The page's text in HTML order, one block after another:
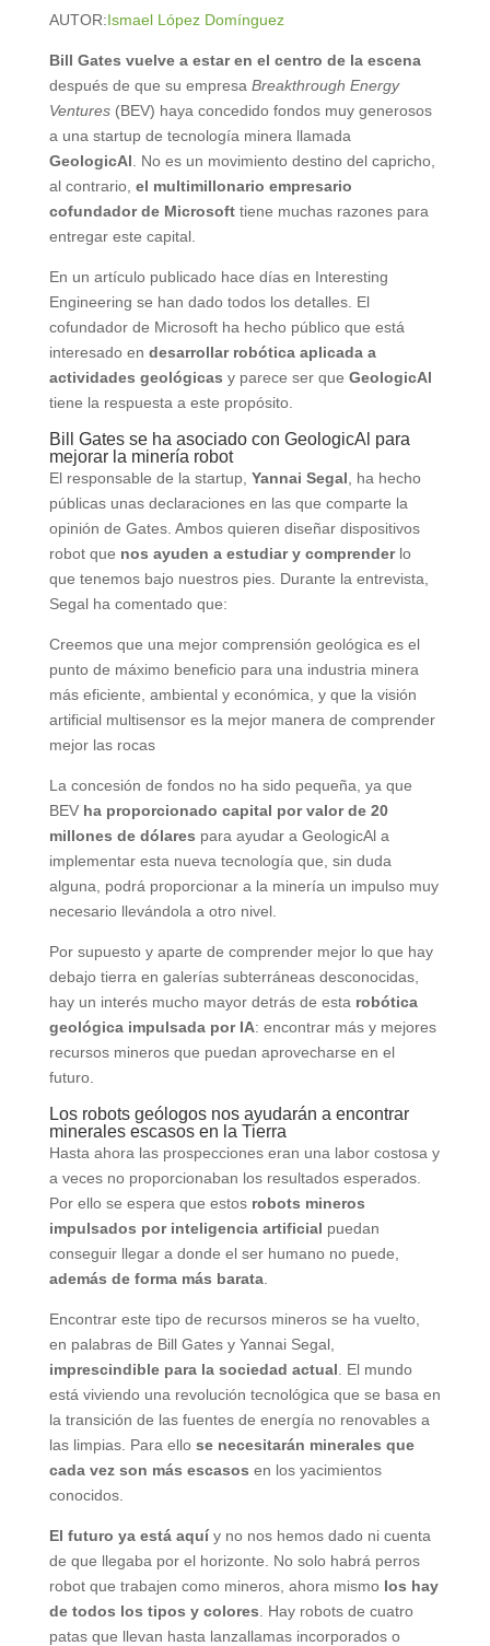
AUTOR:Ismael López Domínguez
Bill Gates vuelve a estar en el centro de la escena
después de que su empresa Breakthrough Energy
Ventures(BEV) haya concedido fondos muy generosos
a una startup de tecnología minera llamada
GeologicAl . No es un movimiento destino del capricho,
al contrario, el multimillonario empresario
cofundador de Microsofttiene muchas razones para
entregar este capital.
En un artículo publicado hace días en Interesting
Engineering se han dado todos los detalles. El
cofundador de Microsoft ha hecho público que está
interesado en desarrollar robótica aplicada a
actividades geológicas y parece ser que GeologicAl
tiene la respuesta a este propósito.
Bill Gates se ha asociado con GeologicAl para
mejorar la minería robot
El responsable de la startup, Yannai Segal , ha hecho
públicas unas declaraciones en las que comparte la
opinión de Gates. Ambos quieren diseñar dispositivos
robot que nos ayuden a estudiar y comprenderlo
que tenemos bajo nuestros pies. Durante la entrevista,
Segal ha comentado que:
Creemos que una mejor comprensión geológica es el
punto de máximo beneficio para una industria minera
más eficiente, ambiental y económica, y que la visión
artificial multisensor es la mejor manera de comprender
mejor las rocas
La concesión de fondos no ha sido pequeña, ya que
BEV ha proporcionado capital por valor de 20
millones de dólares para ayudar a GeologicAl a
implementar esta nueva tecnología que, sin duda
alguna, podrá proporcionar a la minería un impulso muy
necesario llevándola a otro nivel.
Por supuesto y aparte de comprender mejor lo que hay
debajo tierra en galerías subterráneas desconocidas,
hay un interés mucho mayor detrás de esta robótica
geológica impulsada por IA: encontrar más y mejores
recursos mineros que puedan aprovecharse en el
futuro.
Los robots geólogos nos ayudarán a encontrar
minerales escasos en la Tierra
Hasta ahora las prospecciones eran una labor costosa y
a veces no proporcionaban los resultados esperados.
Por ello se espera que estos robots mineros
impulsados por inteligencia artificial puedan
conseguir llegar a donde el ser humano no puede,
además de forma más barata.
Encontrar este tipo de recursos mineros se ha vuelto,
en palabras de Bill Gates y Yannai Segal,
imprescindible para la sociedad actual . El mundo
está viviendo una revolución tecnológica que se basa en
la transición de las fuentes de energía no renovables a
las limpias. Para ello se necesitarán minerales que
cada vez son más escasos en los yacimientos
conocidos.
El futuro ya está aquíy no nos hemos dado ni cuenta
de que llegaba por el horizonte. No solo habrá perros
robot que trabajen como mineros, ahora mismo los hay
de todos los tipos y colores . Hay robots de cuatro
patas que llevan hasta lanzallamas incorporados o